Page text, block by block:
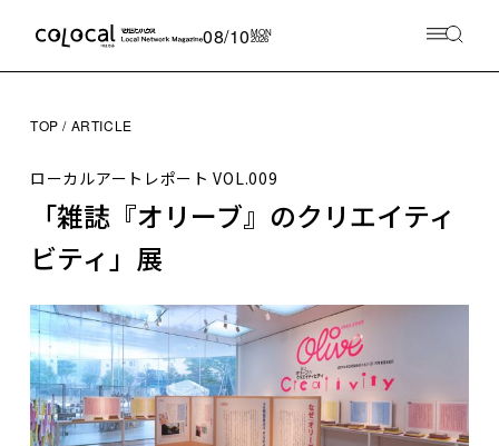
08/10MON
2026
TOP ARTICLE
ローカルアートレポートVOL.009
「雑誌『オリーブ』のクリエイティ
ビティ」展